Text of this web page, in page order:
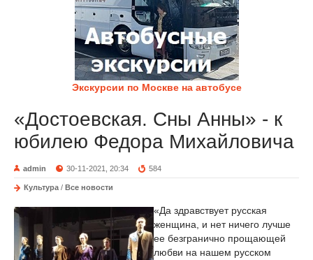
Экскурсии по Москве на автобусе
«Достоевская. Сны Анны» - к
юбилею Федора Михайловича
admin 30-11-2021, 20:34 584
Культура / Все новости
«Да здравствует русская
женщина, и нет ничего лучше
ее безгранично прощающей
любви на нашем русском